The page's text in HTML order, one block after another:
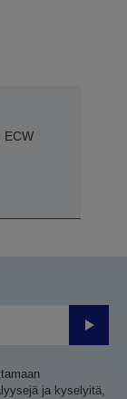
ECW
Lähetä
ja kyselyitä,